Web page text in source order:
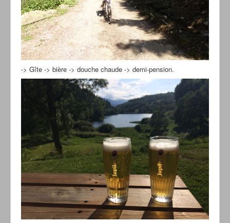
-> Gîte -> bière -> douche chaude -> demi-pension.